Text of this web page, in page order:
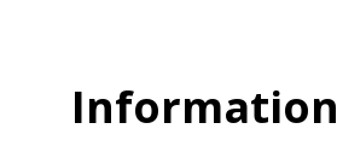
Information